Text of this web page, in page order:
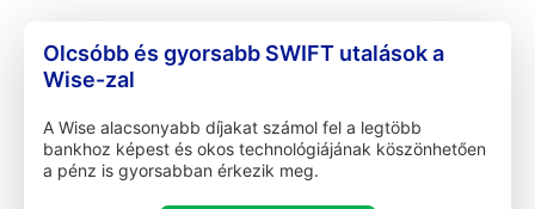
Olcsóbb és gyorsabb SWIFT utalások a
Wise-zal
A Wise alacsonyabb díjakat számol fel a legtöbb
bankhoz képest és okos technológiájának köszönhetően
a pénz is gyorsabban érkezik meg.